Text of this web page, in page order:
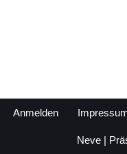
Anmelden
Neve |